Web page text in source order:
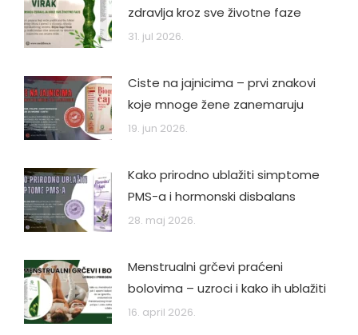
zdravlja kroz sve životne faze
31. jul 2026.
Ciste na jajnicima – prvi znakovi
koje mnoge žene zanemaruju
19. jun 2026.
Kako prirodno ublažiti simptome
PMS-a i hormonski disbalans
28. maj 2026.
Menstrualni grčevi praćeni
bolovima – uzroci i kako ih ublažiti
16. april 2026.